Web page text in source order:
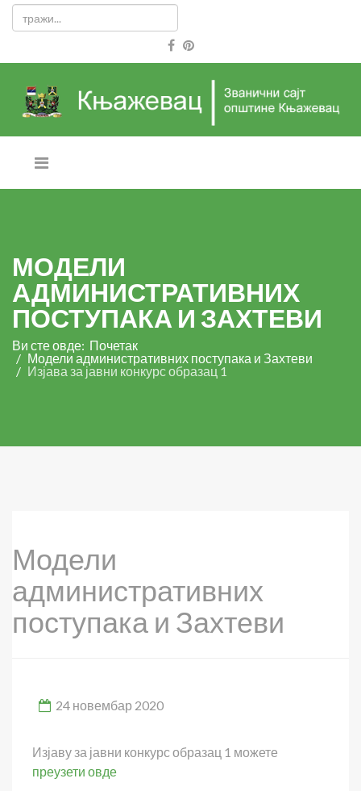
МОДЕЛИ
АДМИНИСТРАТИВНИХ
ПОСТУПАКА И ЗАХТЕВИ
Ви сте овде: Почетак
Модели административних поступака и Захтеви
Изјава за јавни конкурс образац 1
Модели
административних
поступака и Захтеви
24 новембар 2020
Изјаву за јавни конкурс образац 1 можете
преузети овде